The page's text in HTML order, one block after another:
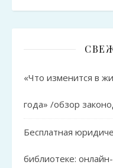
«Что изменится в
года» /обзор
Бесплатная
библиотеке: